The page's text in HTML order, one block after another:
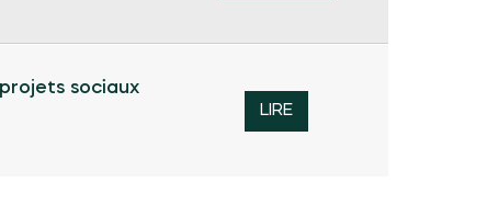
sociaux
LIRE